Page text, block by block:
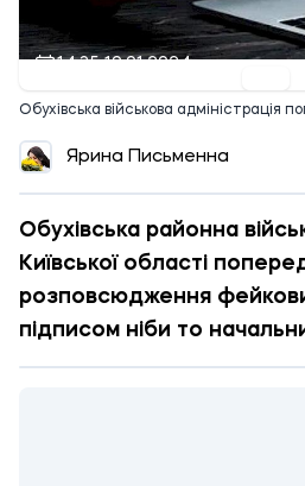
14:35 19.01.2024
Обухівська військова адміністрація
Ярина Письменна
Обухівська районна
Київської області
розповсюдження
підписом ніби то